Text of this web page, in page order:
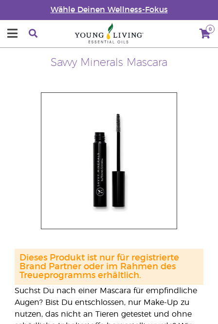
Wähle Deinen Wellness-Fokus
0
Savvy Minerals Mascara
Suchst Du nach einer Mascara für empfindliche
Augen? Bist Du entschlossen, nur Make-Up zu
nutzen, das nicht an Tieren getestet und ohne
Dieses Produkt ist nur für registrierte
Brand Partner oder im Rahmen des
Treueprogramms erhältlich.